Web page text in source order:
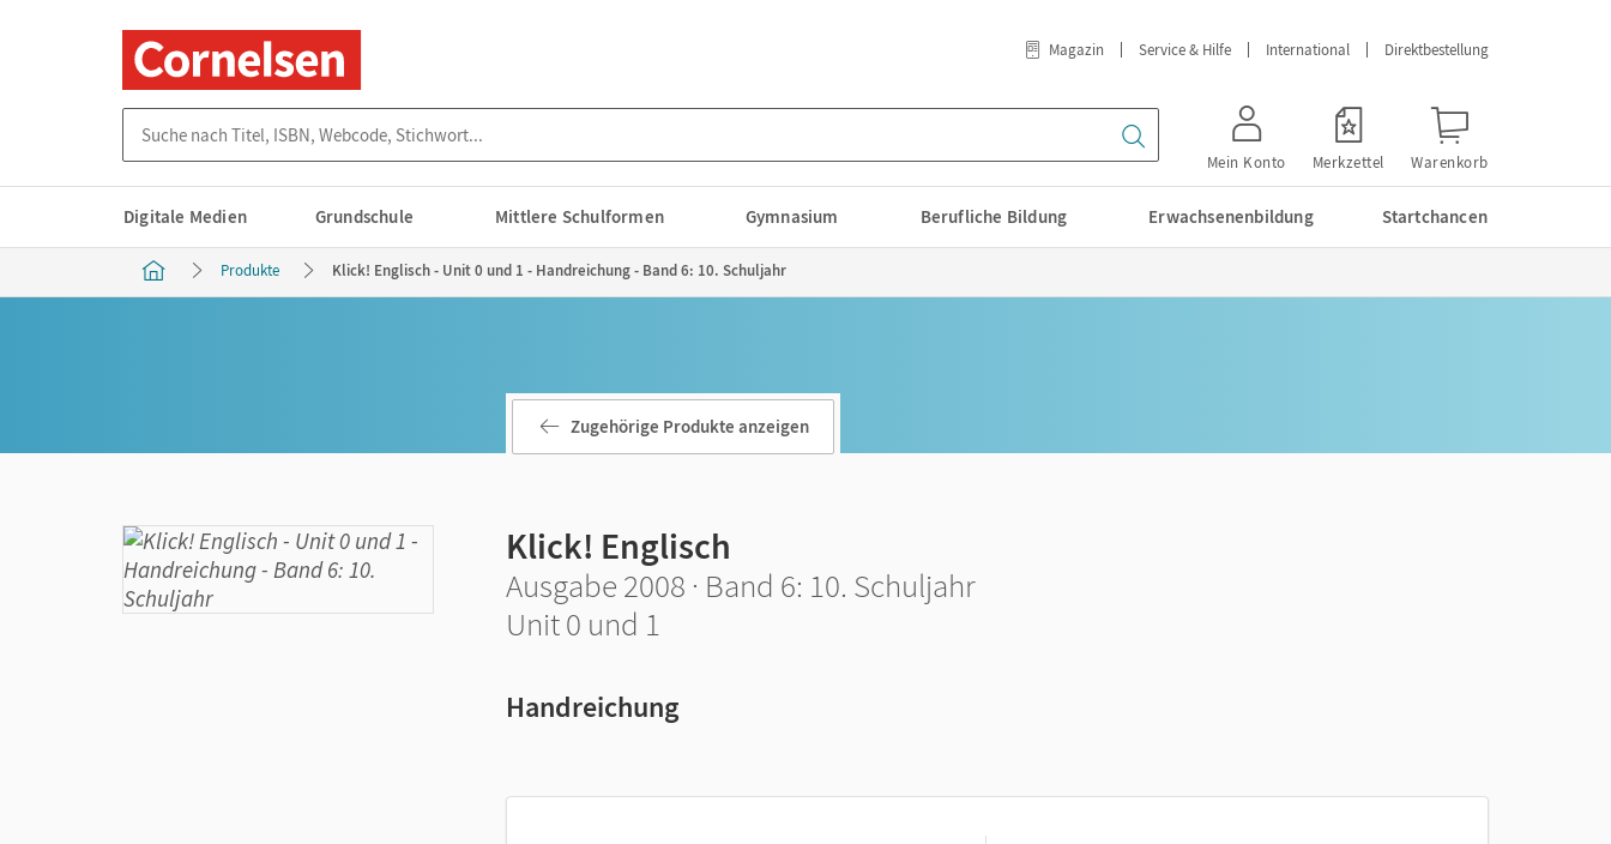
Magazin Service & Hilfe International Direktbestellung
Mein Konto Merkzettel Warenkorb
Digitale Medien Grundschule Mittlere Schulformen Gymnasium Berufliche Bildung Erwachsenenbildung Startchancen
Produkte Klick! Englisch - Unit 0 und 1 - Handreichung - Band 6: 10. Schuljahr
Zugehörige Produkte anzeigen
Klick! Englisch
Ausgabe 2008 · Band 6: 10. Schuljahr
Unit 0 und 1
Handreichung